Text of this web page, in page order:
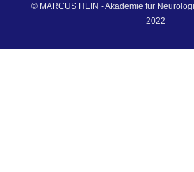
© MARCUS HEIN - Akademie für
2022